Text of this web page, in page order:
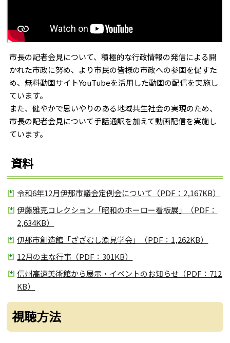
市長の記者会見について、積極的な行政情報の発信による開
かれた市政に努め、より市民の皆様の市政への参画を促すた
め、無料動画サイトYouTubeを活用した動画の配信を実施し
ています。
また、健やかで思いやりのある地域共生社会の実現のため、
市長の記者会見について手話通訳を加えて動画配信を実施し
ています。
資料
令和6年12月伊那市議会定例会について（PDF：2,167KB）
伊藤雅克コレクション「昭和のホーロー看板展」（PDF：
2,634KB）
伊那市創造館「ざざむし漁見学会」（PDF：1,262KB）
12月の主な行事（PDF：301KB）
信州高遠美術館から展示・イベントのお知らせ（PDF：712
KB）
視聴方法